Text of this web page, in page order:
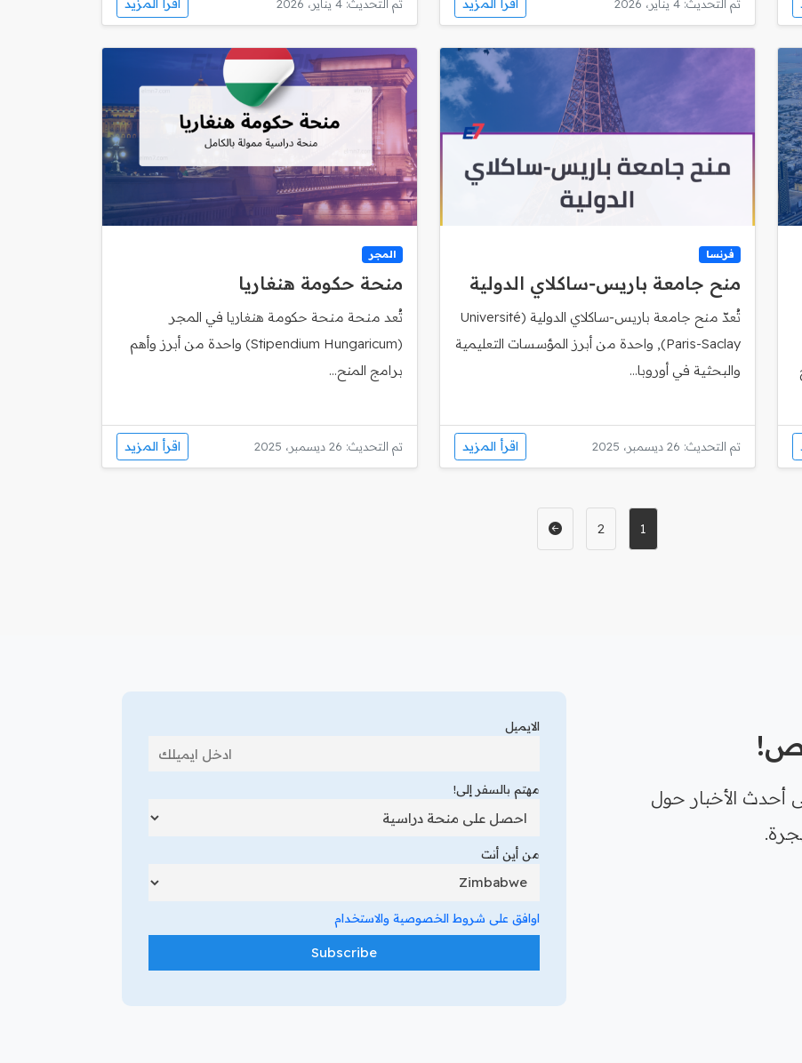
تم التحديث: 4 يناير، 2026 اقرأ المزيد تم التحديث: 4 يناير، 2026 اقرأ المزيد
فرنسا
منح جامعة باريس‑ساكلاي الدولية
تُعدّ منح جامعة باريس‑ساكلاي الدولية (Université
Paris-Saclay), واحدة من أبرز المؤسسات التعليمية
والبحثية في أوروبا...
تم التحديث: 26 ديسمبر، 2025 اقرأ المزيد
المجر
منحة حكومة هنغاريا
تُعد منحة منحة حكومة هنغاريا في المجر
(Stipendium Hungaricum) واحدة من أبرز وأهم
برامج المنح...
تم التحديث: 26 ديسمبر، 2025 اقرأ المزيد
1
2
أحدث الأخبار حول
الايميل
مهتم بالسفر إلى!
من أين أنت
اوافق على شروط الخصوصية والاستخدام